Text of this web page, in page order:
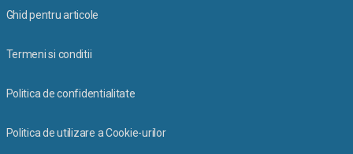
Ghid pentru articole
Termeni si conditii
Politica de confidentialitate
Politica de utilizare a Cookie-urilor